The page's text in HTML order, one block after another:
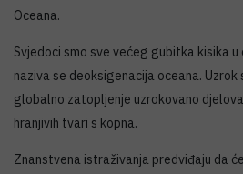
Oceana.
Svjedoci smo sve većeg gubitka kisika u
naziva se deoksigenacija oceana.
globalno zatopljenje uzrokovano
hranjivih tvari s kopna.
Znanstvena istraživanja predviđaju da